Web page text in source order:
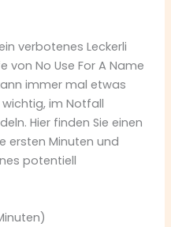
verbotenes Leckerli
von No Use For A Name
immer mal etwas
im Notfall
Hier finden Sie einen
ersten Minuten und
potentiell